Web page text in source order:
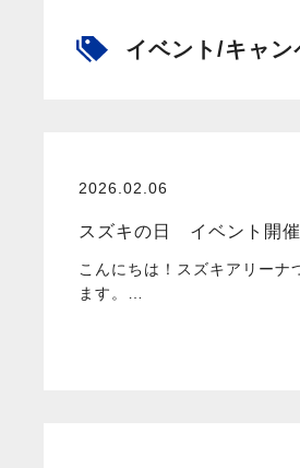
イベント/キャン
2026.02.06
スズキの日 イベント開催
こんにちは！スズキアリーナ
ます。…